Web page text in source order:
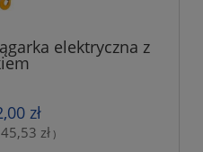
elektryczna z
zł
zł )